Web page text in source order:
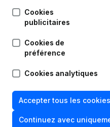
Cookies
publicitaires
Cookies de
préférence
Cookies analytiques
Accepter tous les cookies
Continuez avec
Compliance et prévention
de la fraude
Consulter des comptes
Recherche de numéro de
TVA